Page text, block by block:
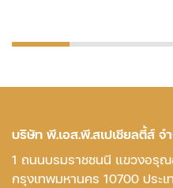
บริษัท พี.เอส.พี.สเปเชียลตี้ส์ จ
1 ถนนบรมราชชนนี แขวงอรุ
กรุงเทพมหานคร 10700 ประเ